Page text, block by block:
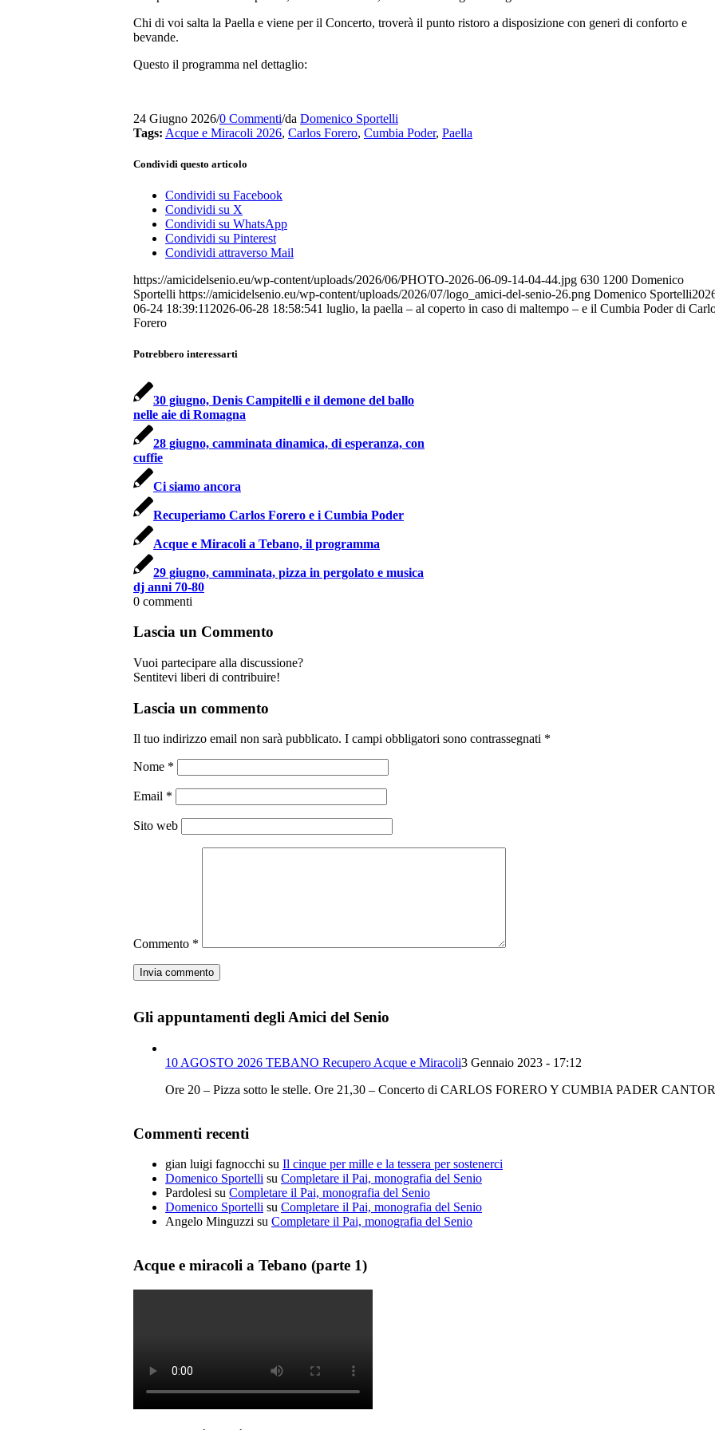
Chi di voi salta la Paella e viene per il Concerto, troverà il punto ristoro a disposizione con generi di conforto e
bevande.
Questo il programma nel dettaglio:
24 Giugno 2026/0 Commenti/da Domenico Sportelli
Tags: Acque e Miracoli 2026, Carlos Forero, Cumbia Poder, Paella
Condividi questo articolo
Condividi su Facebook
Condividi su X
Condividi su WhatsApp
Condividi su Pinterest
Condividi attraverso Mail
https://amicidelsenio.eu/wp-content/uploads/2026/06/PHOTO-2026-06-09-14-04-44.jpg 630 1200 Domenico
Sportelli https://amicidelsenio.eu/wp-content/uploads/2026/07/logo_amici-del-senio-26.png Domenico Sportelli
06-24 18:39:11 2026-06-28 18:58:541 luglio, la paella – al coperto in caso di maltempo – e il Cumbia Poder di
Forero
Potrebbero interessarti
30 giugno, Denis Campitelli e il demone del ballo
nelle aie di Romagna
28 giugno, camminata dinamica, di esperanza, con
cuffie
Ci siamo ancora
Recuperiamo Carlos Forero e i Cumbia Poder
Acque e Miracoli a Tebano, il programma
29 giugno, camminata, pizza in pergolato e musica
dj anni 70-80
0 commenti
Lascia un Commento
Vuoi partecipare alla discussione?
Sentitevi liberi di contribuire!
Lascia un commento
Il tuo indirizzo email non sarà pubblicato. I campi obbligatori sono contrassegnati *
Nome *
Email *
Sito web
Commento *
Gli appuntamenti degli Amici del Senio
10 AGOSTO 2026 TEBANO Recupero Acque e Miracoli3 Gennaio 2023 - 17:12
Ore 20 – Pizza sotto le stelle. Ore 21,30 – Concerto di CARLOS FORERO Y CUMBIA PADER
Commenti recenti
gian luigi fagnocchi su Il cinque per mille e la tessera per sostenerci
Domenico Sportelli su Completare il Pai, monografia del Senio
Pardolesi su Completare il Pai, monografia del Senio
Domenico Sportelli su Completare il Pai, monografia del Senio
Angelo Minguzzi su Completare il Pai, monografia del Senio
Acque e miracoli a Tebano (parte 1)